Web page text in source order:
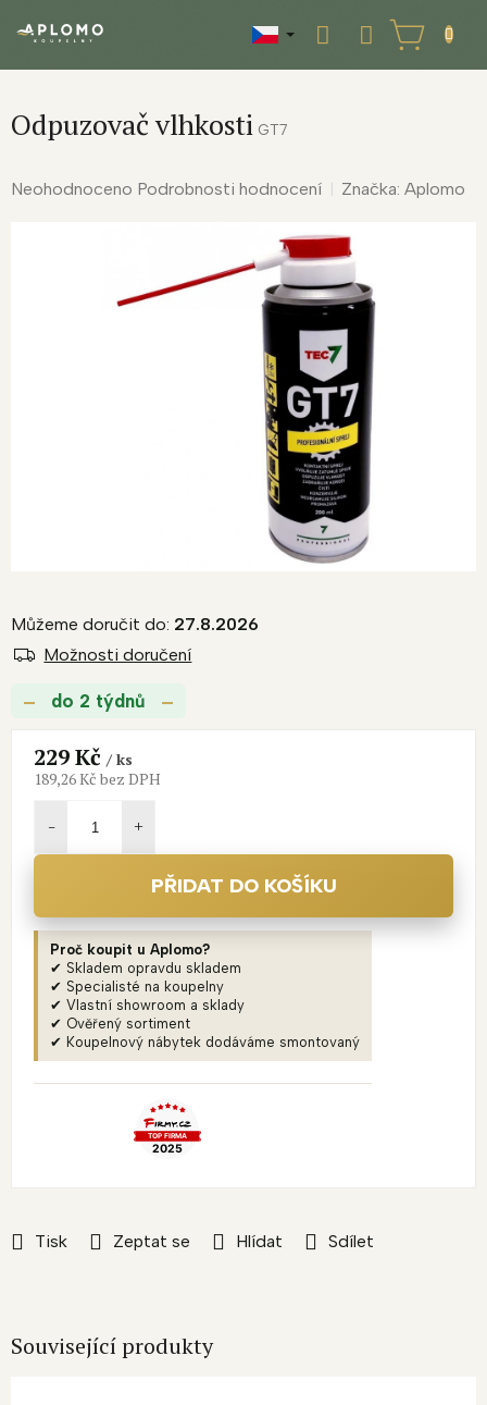
NÁKUPNÍ
KOŠÍK
Odpuzovač vlhkosti GT7
Průměrné
Neohodnoceno Podrobnosti hodnocení Značka: Aplomo
do 2 týdnů
Můžeme doručit do: 27.8.2026
Možnosti doručení
Tisk Zeptat se Hlídat Sdílet
229 Kč/ ks
189,26 Kč bez DPH
PŘIDAT DO KOŠÍKU
Proč koupit u Aplomo?
✔ Skladem opravdu skladem
✔ Specialisté na koupelny
✔ Vlastní showroom a sklady
✔ Ověřený sortiment
✔ Koupelnový nábytek dodáváme smontovaný
Související produkty